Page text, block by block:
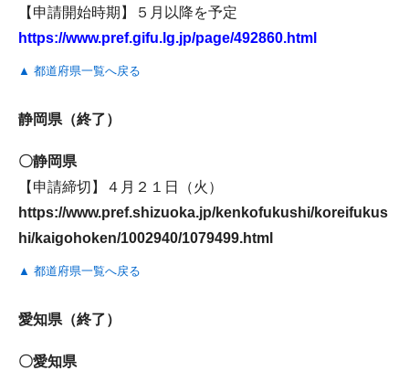
【申請開始時期】５月以降を予定
https://www.pref.gifu.lg.jp/page/492860.html
▲ 都道府県一覧へ戻る
静岡県（終了）
〇静岡県
【申請締切】４月２１日（火）
https://www.pref.shizuoka.jp/kenkofukushi/koreifukus
hi/kaigohoken/1002940/1079499.html
▲ 都道府県一覧へ戻る
愛知県（終了）
〇愛知県